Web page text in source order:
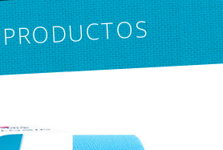
PRODUCTOS